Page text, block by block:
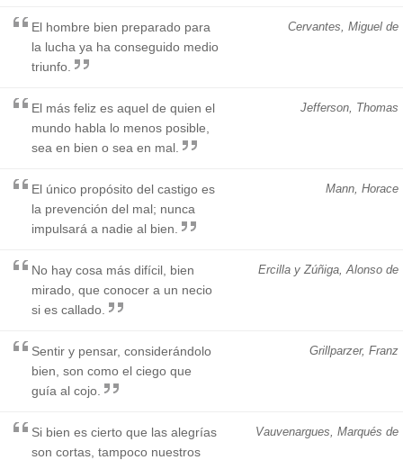
Cervantes, Miguel de
El hombre bien preparado para
la lucha ya ha conseguido medio
triunfo.
Jefferson, Thomas
El más feliz es aquel de quien el
mundo habla lo menos posible,
sea en bien o sea en mal.
Mann, Horace
El único propósito del castigo es
la prevención del mal; nunca
impulsará a nadie al bien.
Ercilla y Zúñiga, Alonso de
No hay cosa más difícil, bien
mirado, que conocer a un necio
si es callado.
Grillparzer, Franz
Sentir y pensar, considerándolo
bien, son como el ciego que
guía al cojo.
Vauvenargues, Marqués de
Si bien es cierto que las alegrías
son cortas, tampoco nuestros